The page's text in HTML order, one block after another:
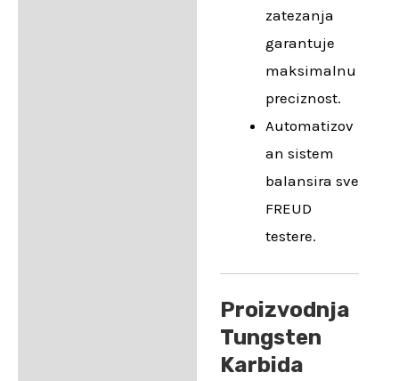
zatezanja
garantuje
maksimalnu
preciznost.
Automatizov
an sistem
balansira sve
FREUD
testere.
Proizvodnja
Tungsten
Karbida